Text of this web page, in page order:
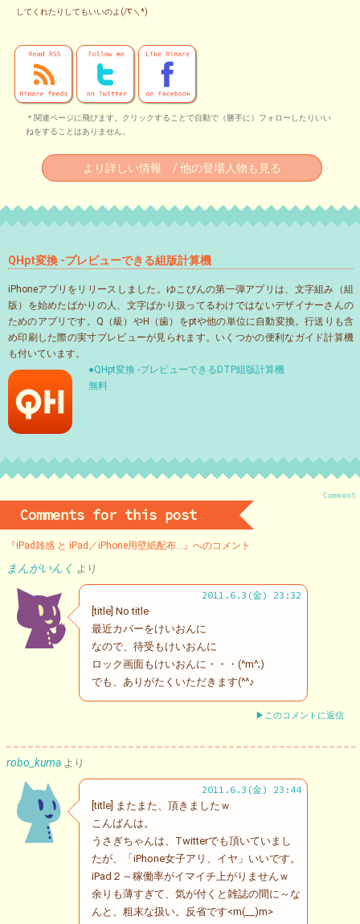
してくれたりしてもいいのよ(/∇＼*)
＊関連ページに飛びます。クリックすることで自動で（勝手に）フォローしたりいい
ねをすることはありません。
より詳しい情報 / 他の登場人物も見る
QHpt変換 -プレビューできる組版計算機
iPhoneアプリをリリースしました。ゆこびんの第一弾アプリは、文字組み（組
版）を始めたばかりの人、文字ばかり扱ってるわけではないデザイナーさんの
ためのアプリです。Q（級）やH（歯）をptや他の単位に自動変換。行送りも含
め印刷した際の実寸プレビューが見られます。いくつかの便利なガイド計算機
も付いています。
●QHpt変換 -プレビューできるDTP組版計算機
無料
Comment
Comments for this post
『iPad雑感 と iPad／iPhone用壁紙配布…』へのコメント
まんがいんく より
2011.6.3(金) 23:32
[title] No title
最近カバーをけいおんに
なので、待受もけいおんに
ロック画面もけいおんに・・・(^m^;)
でも、ありがたくいただきます(^^♪
▶このコメントに返信
robo_kuma より
2011.6.3(金) 23:44
[title] またまた、頂きましたｗ
こんばんは。
うさぎちゃんは、Twitterでも頂いていまし
たが、「iPhone女子アリ、イヤ」いいです。
iPad２～稼働率がイマイチ上がりませんｗ
余りも薄すぎて、気が付くと雑誌の間に～な
んと、粗末な扱い。反省です<m(__)m>